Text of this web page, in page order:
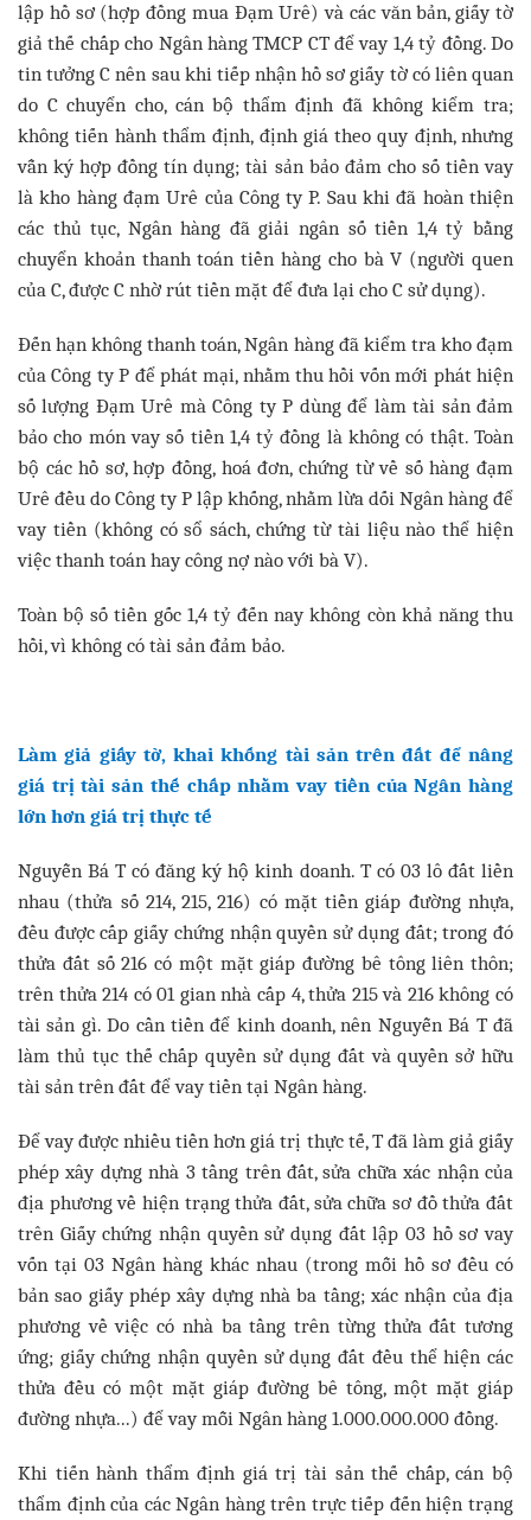
lập hồ sơ (hợp đồng mua Đạm Urê) và các văn bản, giấy tờ
giả thế chấp cho Ngân hàng TMCP CT để vay 1,4 tỷ đồng. Do
tin tưởng C nên sau khi tiếp nhận hồ sơ giấy tờ có liên quan
do C chuyển cho, cán bộ thẩm định đã không kiểm tra;
không tiến hành thẩm định, định giá theo quy định, nhưng
vẫn ký hợp đồng tín dụng; tài sản bảo đảm cho số tiền vay
là kho hàng đạm Urê của Công ty P. Sau khi đã hoàn thiện
các thủ tục, Ngân hàng đã giải ngân số tiền 1,4 tỷ bằng
chuyển khoản thanh toán tiền hàng cho bà V (người quen
của C, được C nhờ rút tiền mặt để đưa lại cho C sử dụng).
Đến hạn không thanh toán, Ngân hàng đã kiểm tra kho đạm
của Công ty P để phát mại, nhằm thu hồi vốn mới phát hiện
số lượng Đạm Urê mà Công ty P dùng để làm tài sản đảm
bảo cho món vay số tiền 1,4 tỷ đồng là không có thật. Toàn
bộ các hồ sơ, hợp đồng, hoá đơn, chứng từ về số hàng đạm
Urê đều do Công ty P lập khống, nhằm lừa dối Ngân hàng để
vay tiền (không có sổ sách, chứng từ tài liệu nào thể hiện
việc thanh toán hay công nợ nào với bà V).
Toàn bộ số tiền gốc 1,4 tỷ đến nay không còn khả năng thu
hồi, vì không có tài sản đảm bảo.
Làm giả giấy tờ, khai khống tài sản trên đất để nâng
giá trị tài sản thế chấp nhằm vay tiền của Ngân hàng
lớn hơn giá trị thực tế
Nguyễn Bá T có đăng ký hộ kinh doanh. T có 03 lô đất liền
nhau (thửa số 214, 215, 216) có mặt tiền giáp đường nhựa,
đều được cấp giấy chứng nhận quyền sử dụng đất; trong đó
thửa đất số 216 có một mặt giáp đường bê tông liên thôn;
trên thửa 214 có 01 gian nhà cấp 4, thửa 215 và 216 không có
tài sản gì. Do cần tiền để kinh doanh, nên Nguyễn Bá T đã
làm thủ tục thế chấp quyền sử dụng đất và quyền sở hữu
tài sản trên đất để vay tiền tại Ngân hàng.
Để vay được nhiều tiền hơn giá trị thực tế, T đã làm giả giấy
phép xây dựng nhà 3 tầng trên đất, sửa chữa xác nhận của
địa phương về hiện trạng thửa đất, sửa chữa sơ đồ thửa đất
trên Giấy chứng nhận quyền sử dụng đất lập 03 hồ sơ vay
vốn tại 03 Ngân hàng khác nhau (trong mỗi hồ sơ đều có
bản sao giấy phép xây dựng nhà ba tầng; xác nhận của địa
phương về việc có nhà ba tầng trên từng thửa đất tương
ứng; giấy chứng nhận quyền sử dụng đất đều thể hiện các
thửa đều có một mặt giáp đường bê tông, một mặt giáp
đường nhựa...) để vay mỗi Ngân hàng 1.000.000.000 đồng.
Khi tiến hành thẩm định giá trị tài sản thế chấp, cán bộ
thẩm định của các Ngân hàng trên trực tiếp đến hiện trạng